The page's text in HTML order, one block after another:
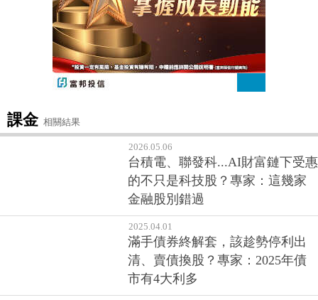
課金 相關結果
2026.05.06
台積電、聯發科...AI財富鏈下受惠
的不只是科技股？專家：這幾家
金融股別錯過
2025.04.01
滿手債券終解套，該趁勢停利出
清、賣債換股？專家：2025年債
市有4大利多